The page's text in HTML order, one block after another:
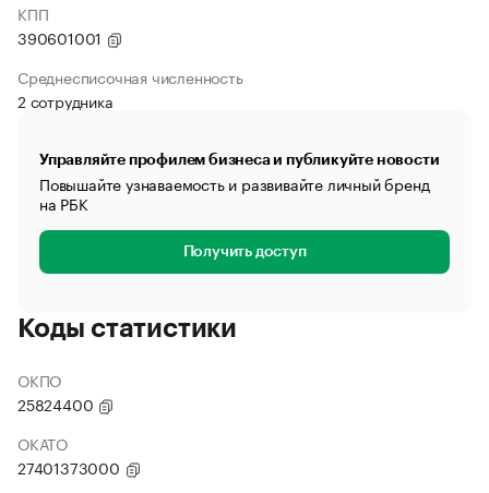
КПП
390601001
Среднесписочная численность
2 сотрудника
Управляйте профилем бизнеса и публикуйте новости
Повышайте узнаваемость и развивайте личный бренд
на РБК
Получить доступ
Коды статистики
ОКПО
25824400
ОКАТО
27401373000